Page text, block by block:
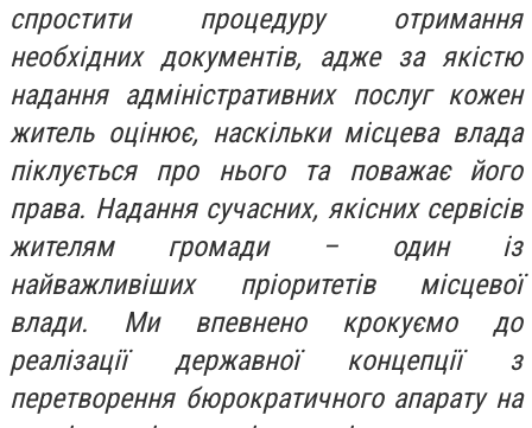
спростити процедуру отримання
необхідних документів, адже за якістю
надання адміністративних послуг кожен
житель оцінює, наскільки місцева влада
піклується про нього та поважає його
права. Надання сучасних, якісних сервісів
жителям громади – один із
найважливіших пріоритетів місцевої
влади. Ми впевнено крокуємо до
реалізації державної концепції з
перетворення бюрократичного апарату на